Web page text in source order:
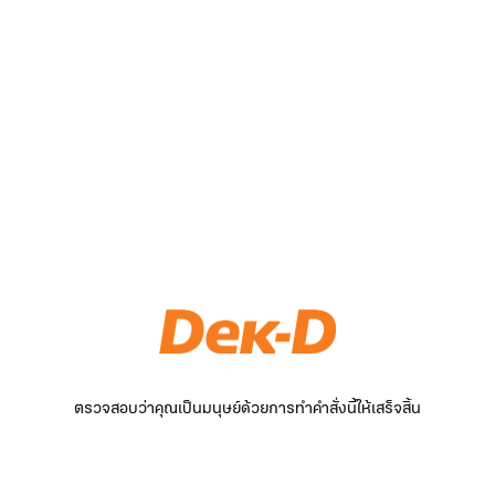
ตรวจสอบว่าคุณเป็นมนุษย์ด้วยการทำคำสั่งนี้ให้เสร็จสิ้น